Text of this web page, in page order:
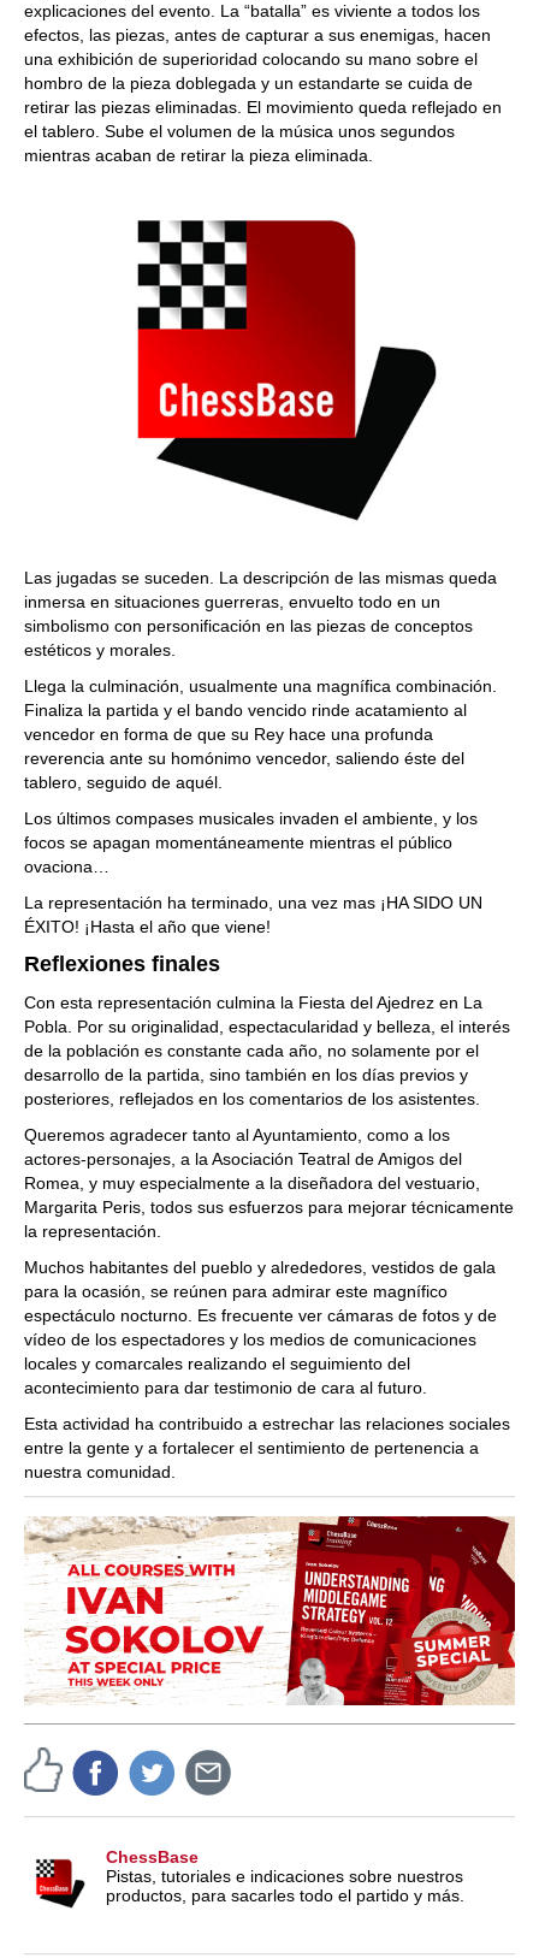
explicaciones del evento. La “batalla” es viviente a todos los
efectos, las piezas, antes de capturar a sus enemigas, hacen
una exhibición de superioridad colocando su mano sobre el
hombro de la pieza doblegada y un estandarte se cuida de
retirar las piezas eliminadas. El movimiento queda reflejado en
el tablero. Sube el volumen de la música unos segundos
mientras acaban de retirar la pieza eliminada.
Las jugadas se suceden. La descripción de las mismas queda
inmersa en situaciones guerreras, envuelto todo en un
simbolismo con personificación en las piezas de conceptos
estéticos y morales.
Llega la culminación, usualmente una magnífica combinación.
Finaliza la partida y el bando vencido rinde acatamiento al
vencedor en forma de que su Rey hace una profunda
reverencia ante su homónimo vencedor, saliendo éste del
tablero, seguido de aquél.
Los últimos compases musicales invaden el ambiente, y los
focos se apagan momentáneamente mientras el público
ovaciona…
La representación ha terminado, una vez mas ¡HA SIDO UN
ÉXITO! ¡Hasta el año que viene!
Reflexiones finales
Con esta representación culmina la Fiesta del Ajedrez en La
Pobla. Por su originalidad, espectacularidad y belleza, el interés
de la población es constante cada año, no solamente por el
desarrollo de la partida, sino también en los días previos y
posteriores, reflejados en los comentarios de los asistentes.
Queremos agradecer tanto al Ayuntamiento, como a los
actores-personajes, a la Asociación Teatral de Amigos del
Romea, y muy especialmente a la diseñadora del vestuario,
Margarita Peris, todos sus esfuerzos para mejorar técnicamente
la representación.
Muchos habitantes del pueblo y alrededores, vestidos de gala
para la ocasión, se reúnen para admirar este magnífico
espectáculo nocturno. Es frecuente ver cámaras de fotos y de
vídeo de los espectadores y los medios de comunicaciones
locales y comarcales realizando el seguimiento del
acontecimiento para dar testimonio de cara al futuro.
Esta actividad ha contribuido a estrechar las relaciones sociales
entre la gente y a fortalecer el sentimiento de pertenencia a
nuestra comunidad.
ChessBase
Pistas, tutoriales e indicaciones sobre nuestros
productos, para sacarles todo el partido y más.